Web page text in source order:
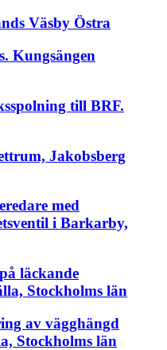
Väsby Östra
Kungsängen
till BRF.
Jakobsberg
med
i Barkarby,
läckande
Stockholms län
av vägghängd
Stockholms län